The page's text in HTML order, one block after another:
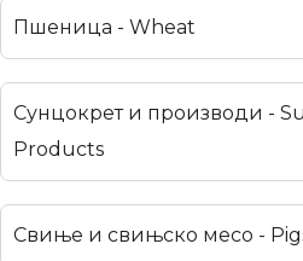
Пшеница - Wheat
Сунцокрет и производи -
Products
Свиње и свињско месо -